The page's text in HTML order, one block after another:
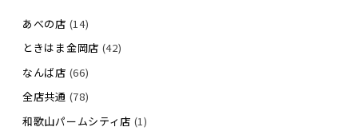
あべの店 (14)
ときはま金岡店 (42)
なんば店 (66)
全店共通 (78)
和歌山パームシティ店 (1)